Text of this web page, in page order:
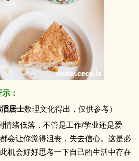
：
居士数理文化得出，仅供参考）
情绪低落，不管是工作/学业还是爱
会让你觉得沮丧，失去信心。这是必
机会好好思考一下自己的生活中存在